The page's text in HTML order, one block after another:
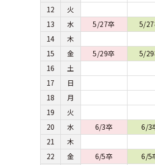
12
火
13
水 5/27卒
5/
14
木
15
金 5/29卒
5/
16
土
17
日
18
月
19
火
20
水 6/3卒
6/3
21
木
22
金 6/5卒
6/5